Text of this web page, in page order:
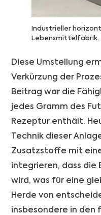
Industrieller
Lebensmittelfabrik.
Diese Umstellung
Verkürzung der
Beitrag war die
jedes Gramm des
Rezeptur enthält.
Technik dieser
Zusatzstoffe mit
integrieren, dass die
wird, was für eine
Herde von
insbesondere in den